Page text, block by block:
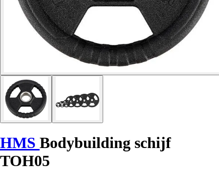
HMS Bodybuilding schijf
TOH05